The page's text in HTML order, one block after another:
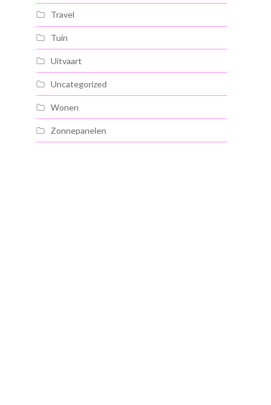
Travel
Tuin
Uitvaart
Uncategorized
Wonen
Zonnepanelen